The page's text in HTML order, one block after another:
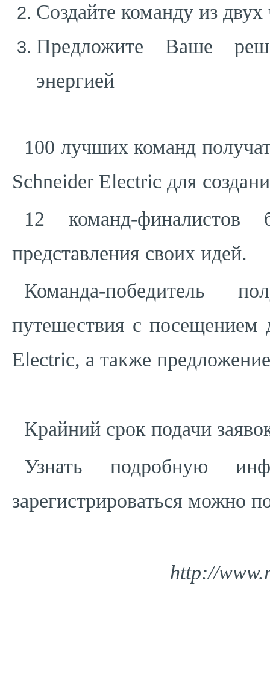
Создайте команду из двух
Предложите Ваше
энергией
100 лучших команд
Schneider Electric для
12 команд-
представления своих идей.
Команда-победитель
путешествия с посещением
Electric, а также
Крайний срок подачи
Узнать подробную
зарегистрироваться можно
http://